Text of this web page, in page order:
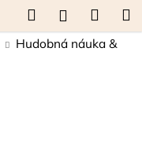
Hľadať
košík
Hudobná náuka &